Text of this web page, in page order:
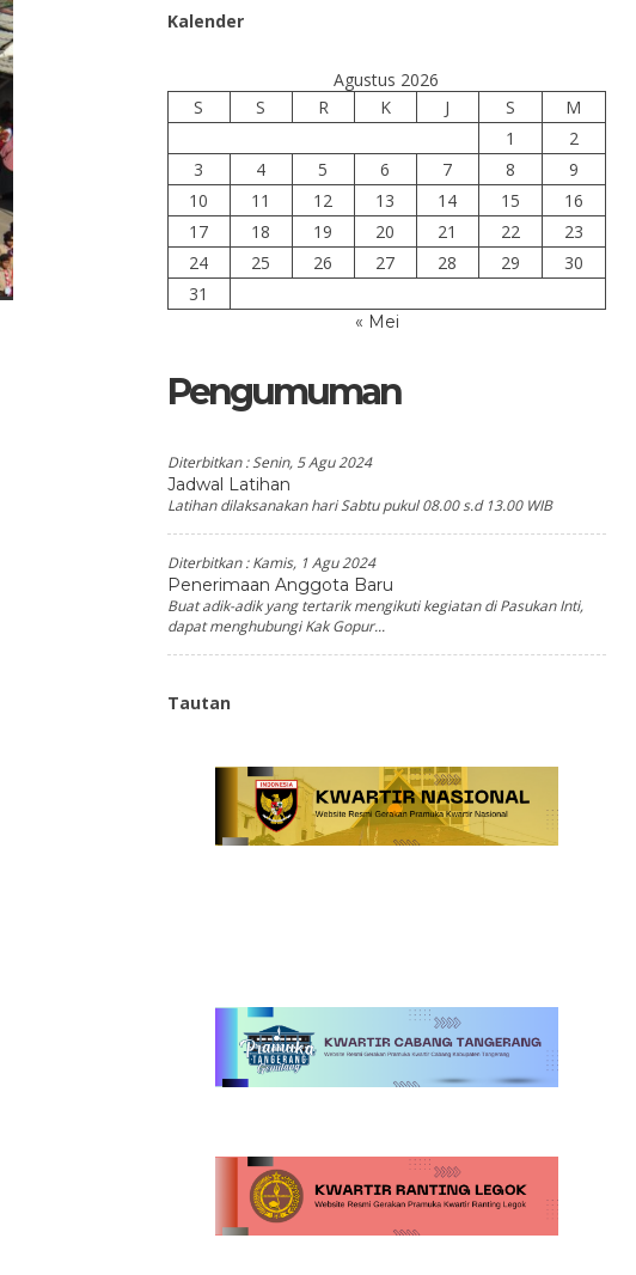
Kalender
Agustus 2026
S
S R K J S
M
1
2
3
4 5 6 7 8
9
10
11 12 13 14 15
16
17
18 19 20 21 22
23
24
25 26 27 28 29
30
31
« Mei
Pengumuman
Diterbitkan :Senin, 5 Agu 2024
Jadwal Latihan
Latihan dilaksanakan hari Sabtu pukul 08.00 s.d 13.00 WIB
Diterbitkan :Kamis, 1 Agu 2024
Penerimaan Anggota Baru
Buat adik-adik yang tertarik mengikuti kegiatan di Pasukan Inti,
dapat menghubungi Kak Gopur...
Tautan